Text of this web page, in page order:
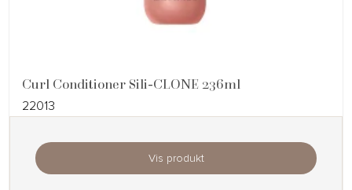
Curl Conditioner Sili-CLONE 236ml
22013
Vis produkt